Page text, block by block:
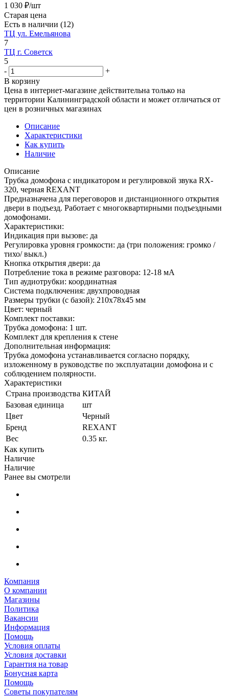
1 030 ₽/шт
Старая цена
Есть в наличии (12)
ТЦ ул. Емельянова
7
ТЦ г. Советск
5
-
+
В корзину
Цена в интернет-магазине действительна только на
территории Калининградской области и может отличаться от
цен в розничных магазинах
Описание
Характеристики
Как купить
Наличие
Описание
Трубка домофона с индикатором и регулировкой звука RX-
320, черная REXANT
Предназначена для переговоров и дистанционного открытия
двери в подъезд. Работает c многоквартирными подъездными
домофонами.
Характеристики:
Индикация при вызове: да
Регулировка уровня громкости: да (три положения: громко /
тихо/ выкл.)
Кнопка открытия двери: да
Потребление тока в режиме разговора: 12-18 мА
Тип аудиотрубки: координатная
Система подключения: двухпроводная
Размеры трубки (с базой): 210х78х45 мм
Цвет: черный
Комплект поставки:
Трубка домофона: 1 шт.
Комплект для крепления к стене
Дополнительная информация:
Трубка домофона устанавливается согласно порядку,
изложенному в руководстве по эксплуатации домофона и с
соблюдением полярности.
Характеристики
Страна производства КИТАЙ
Базовая единица
шт
Цвет
Черный
Бренд
REXANT
Вес
0.35 кг.
Как купить
Наличие
Наличие
Ранее вы смотрели
Компания
О компании
Магазины
Политика
Вакансии
Информация
Помощь
Условия оплаты
Условия доставки
Гарантия на товар
Бонусная карта
Помощь
Советы покупателям